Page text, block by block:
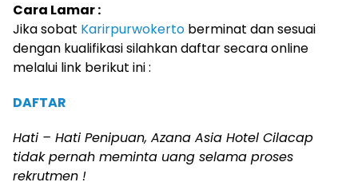
Cara Lamar :
Jika sobat Karirpurwokerto berminat dan sesuai
dengan kualifikasi silahkan daftar secara online
melalui link berikut ini :
DAFTAR
Hati – Hati Penipuan, Azana Asia Hotel Cilacap
tidak pernah meminta uang selama proses
rekrutmen !